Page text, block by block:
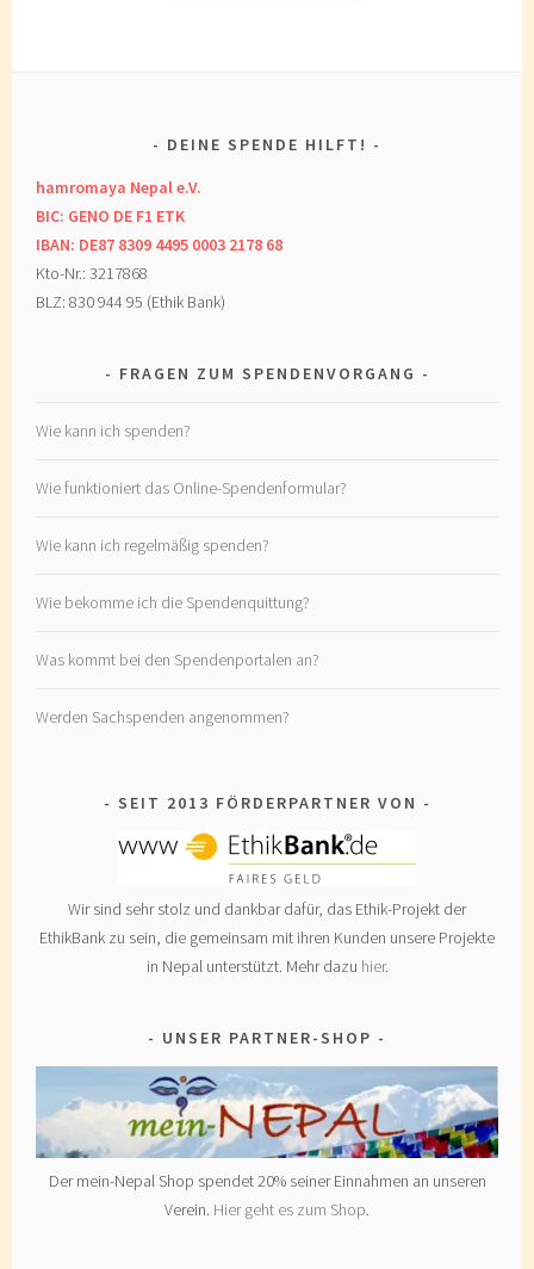
DEINE SPENDE HILFT!
hamromaya Nepal e.V.
BIC: GENO DE F1 ETK
IBAN: DE87 8309 4495 0003 2178 68
Kto-Nr.: 3217868
BLZ: 830 944 95 (Ethik Bank)
FRAGEN ZUM SPENDENVORGANG
Wie kann ich spenden?
Wie funktioniert das Online-Spendenformular?
Wie kann ich regelmäßig spenden?
Wie bekomme ich die Spendenquittung?
Was kommt bei den Spendenportalen an?
Werden Sachspenden angenommen?
SEIT 2013 FÖRDERPARTNER VON
Wir sind sehr stolz und dankbar dafür, das Ethik-Projekt der
EthikBank zu sein, die gemeinsam mit ihren Kunden unsere Projekte
in Nepal unterstützt. Mehr dazu hier.
UNSER PARTNER-SHOP
Der mein-Nepal Shop spendet 20% seiner Einnahmen an unseren
Verein. Hier geht es zum Shop.